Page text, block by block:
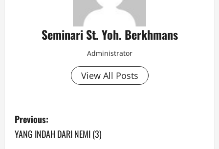
Seminari St. Yoh. Berkhmans
Administrator
View All Posts
Previous:
YANG INDAH DARI NEMI (3)